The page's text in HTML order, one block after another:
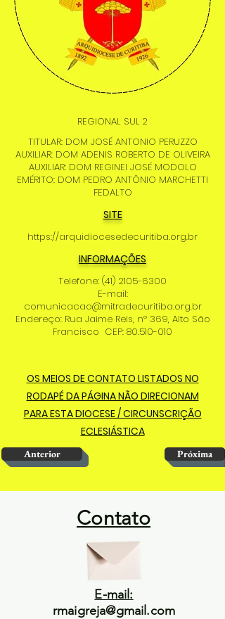
REGIONAL SUL 2
TITULAR: DOM JOSÉ ANTONIO PERUZZO
AUXILIAR: DOM ADENIS ROBERTO DE OLIVEIRA
AUXILIAR: DOM REGINEI JOSÉ MODOLO
EMÉRITO: DOM PEDRO ANTÔNIO MARCHETTI
FEDALTO
SITE
https://arquidiocesedecuritiba.org.br
INFORMAÇÕES
Telefone: (41) 2105-6300
E-mail:
comunicacao@mitradecuritiba.org.br
Endereço: Rua Jaime Reis, nº 369, Alto São
Francisco CEP: 80.510-010
OS MEIOS DE CONTATO LISTADOS NO
RODAPÉ DA PÁGINA NÃO DIRECIONAM
PARA ESTA DIOCESE / CIRCUNSCRIÇÃO
ECLESIÁSTICA
Anterior Próxima
Contato
E-mail:
rmaigreja@gmail.com